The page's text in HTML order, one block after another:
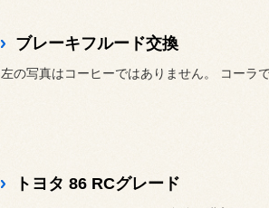
ブレーキフルード交換
左の写真はコーヒーではありません。 コーラ
トヨタ 86 RCグレード